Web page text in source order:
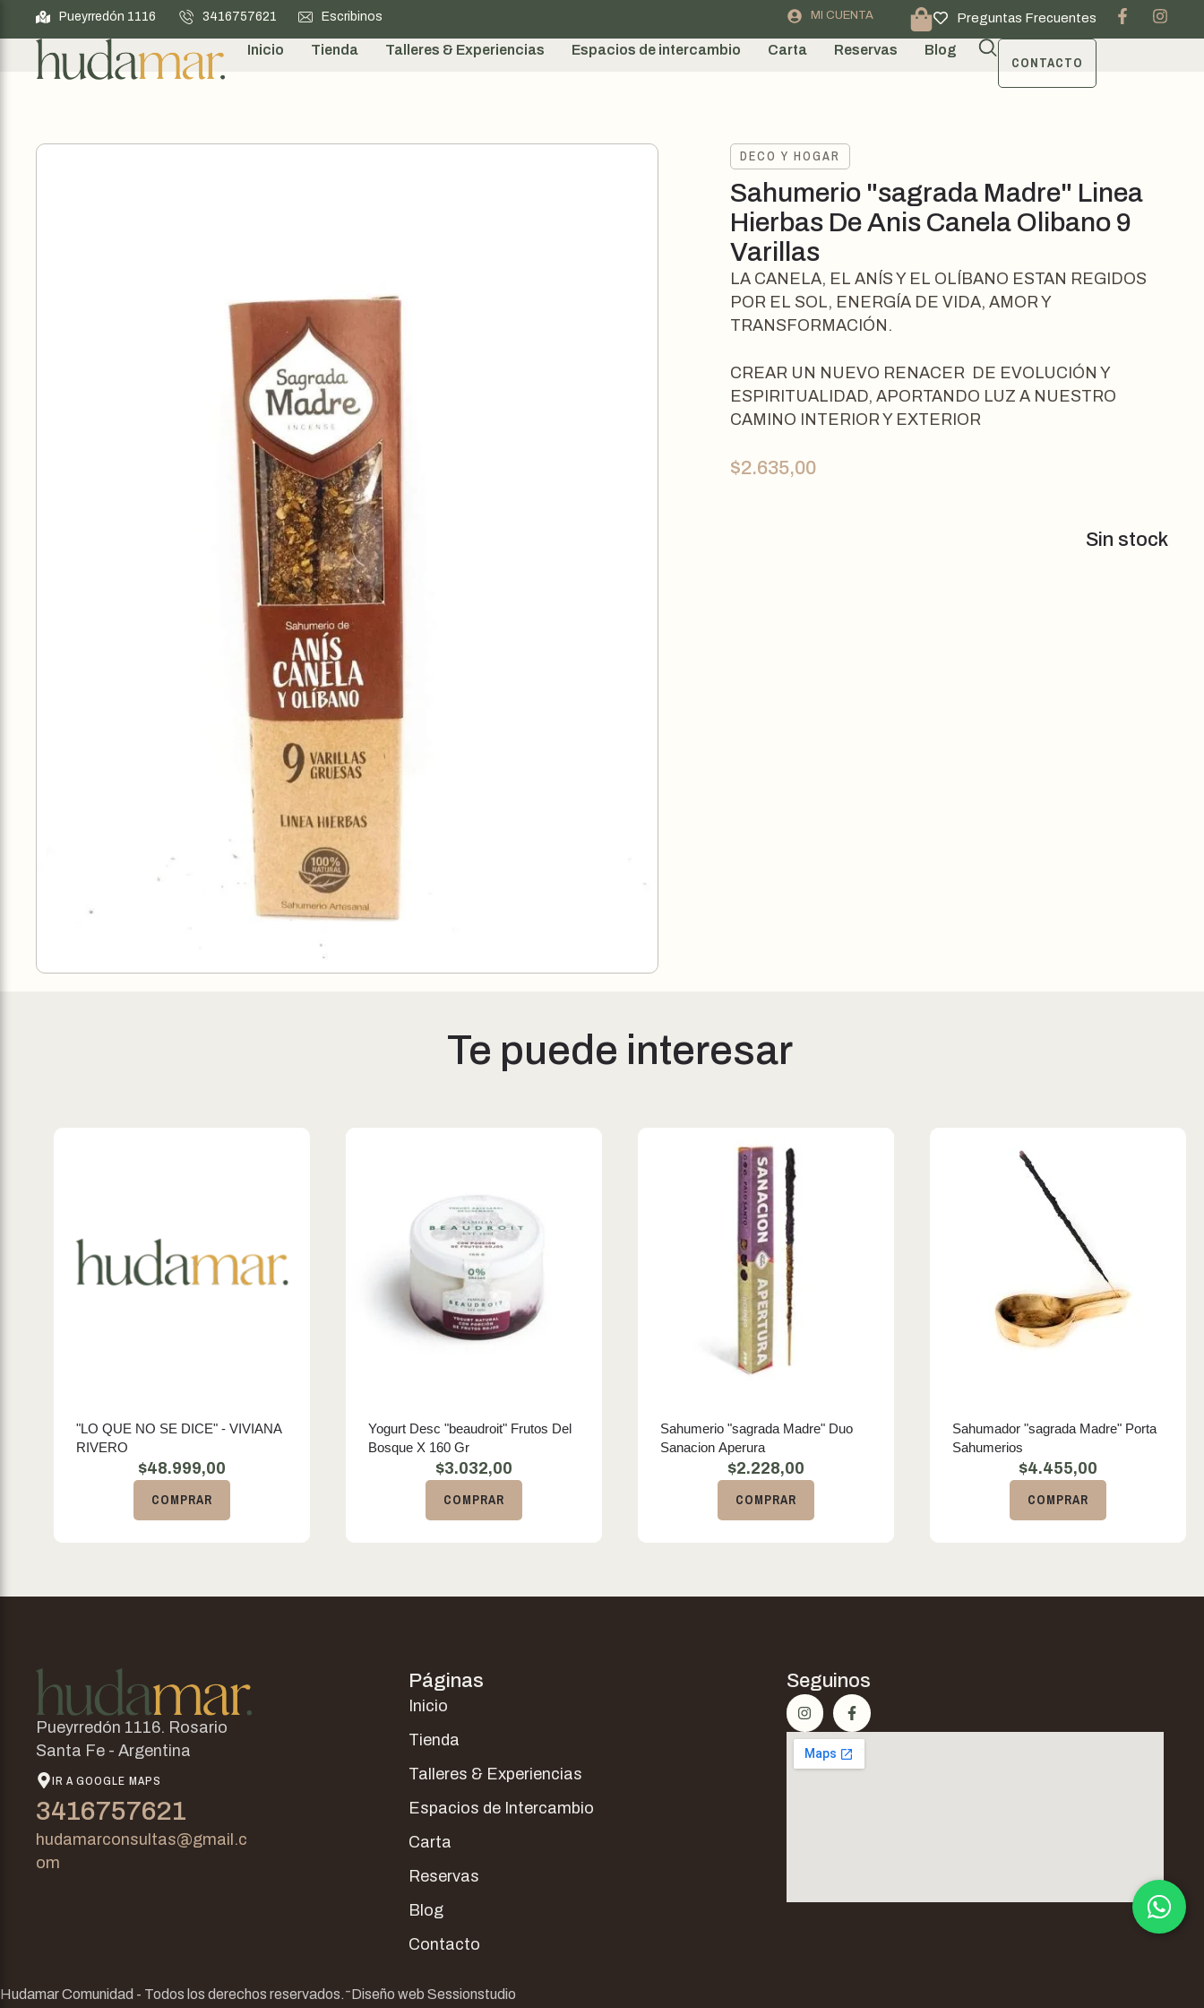
Pueyrredón 1116 3416757621 Escribinos MI CUENTA Preguntas Frecuentes
Inicio Tienda Talleres & Experiencias Espacios de intercambio Carta Reservas Blog
CONTACTO
DECO Y HOGAR
Sahumerio "sagrada Madre" Linea
Hierbas De Anis Canela Olibano 9
Varillas
LA CANELA, EL ANÍS Y EL OLÍBANO ESTAN REGIDOS
POR EL SOL, ENERGÍA DE VIDA, AMOR Y
TRANSFORMACIÓN.
CREAR UN NUEVO RENACER DE EVOLUCIÓN Y
ESPIRITUALIDAD, APORTANDO LUZ A NUESTRO
CAMINO INTERIOR Y EXTERIOR
$2.635,00
Sin stock
Te puede interesar
"LO QUE NO SE DICE" - VIVIANA
RIVERO
$48.999,00
COMPRAR
Yogurt Desc "beaudroit" Frutos Del
Bosque X 160 Gr
$3.032,00
COMPRAR
Sahumerio "sagrada Madre" Duo
Sanacion Aperura
$2.228,00
COMPRAR
Sahumador "sagrada Madre" Porta
Sahumerios
$4.455,00
COMPRAR
Pueyrredón 1116. Rosario
Santa Fe - Argentina
IR A GOOGLE MAPS
3416757621
hudamarconsultas@gmail.c
om
Páginas
Inicio
Tienda
Talleres & Experiencias
Espacios de Intercambio
Carta
Reservas
Blog
Contacto
Seguinos
Hudamar Comunidad - Todos los derechos reservados.-Diseño web Sessionstudio